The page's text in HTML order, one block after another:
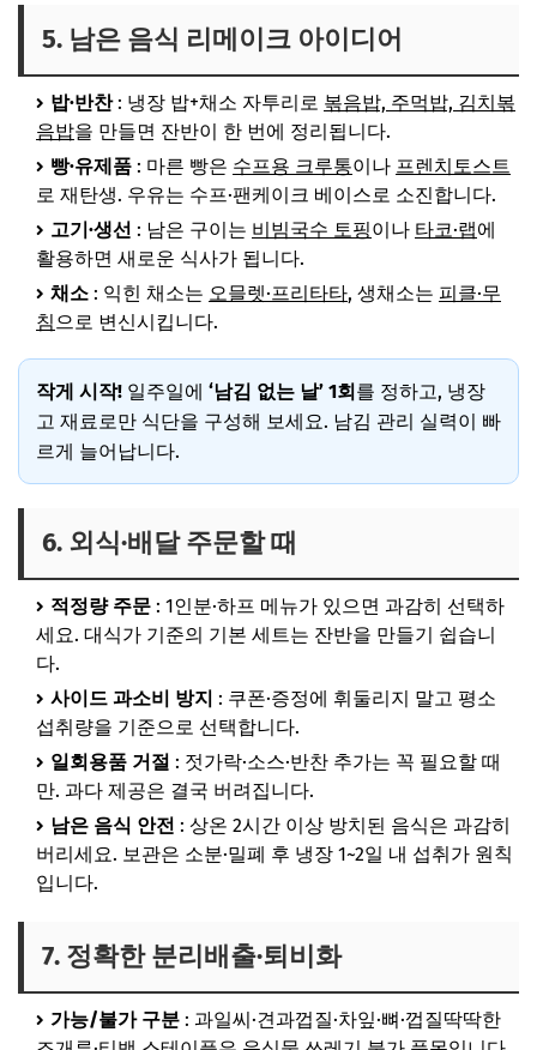
5. 남은 음식 리메이크 아이디어
밥·반찬: 냉장 밥+채소 자투리로 볶음밥, 주먹밥, 김치볶
음밥을 만들면 잔반이 한 번에 정리됩니다.
빵·유제품 : 마른 빵은 수프용 크루통이나 프렌치토스트
로 재탄생. 우유는 수프·팬케이크 베이스로 소진합니다.
고기·생선 : 남은 구이는 비빔국수 토핑이나 타코·랩에
활용하면 새로운 식사가 됩니다.
채소 : 익힌 채소는 오믈렛·프리타타, 생채소는 피클·무
침으로 변신시킵니다.
작게 시작! 일주일에 ‘남김 없는 날’ 1회를 정하고, 냉장
고 재료로만 식단을 구성해 보세요. 남김 관리 실력이 빠
르게 늘어납니다.
6. 외식·배달 주문할 때
적정량 주문 : 1인분·하프 메뉴가 있으면 과감히 선택하
세요. 대식가 기준의 기본 세트는 잔반을 만들기 쉽습니
다.
사이드 과소비 방지 : 쿠폰·증정에 휘둘리지 말고 평소
섭취량을 기준으로 선택합니다.
일회용품 거절 : 젓가락·소스·반찬 추가는 꼭 필요할 때
만. 과다 제공은 결국 버려집니다.
남은 음식 안전 : 상온 2시간 이상 방치된 음식은 과감히
버리세요. 보관은 소분·밀폐 후 냉장 1~2일 내 섭취가 원칙
입니다.
7. 정확한 분리배출·퇴비화
가능/불가 구분 : 과일씨·견과껍질·차잎·뼈·껍질딱딱한